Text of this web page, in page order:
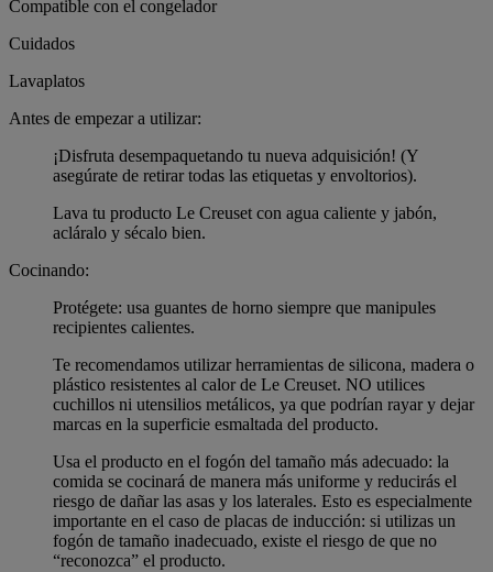
Compatible con el congelador
Cuidados
Lavaplatos
Antes de empezar a utilizar:
¡Disfruta desempaquetando tu nueva adquisición! (Y
asegúrate de retirar todas las etiquetas y envoltorios).
Lava tu producto Le Creuset con agua caliente y jabón,
acláralo y sécalo bien.
Cocinando:
Protégete: usa guantes de horno siempre que manipules
recipientes calientes.
Te recomendamos utilizar herramientas de silicona, madera o
plástico resistentes al calor de Le Creuset. NO utilices
cuchillos ni utensilios metálicos, ya que podrían rayar y dejar
marcas en la superficie esmaltada del producto.
Usa el producto en el fogón del tamaño más adecuado: la
comida se cocinará de manera más uniforme y reducirás el
riesgo de dañar las asas y los laterales. Esto es especialmente
importante en el caso de placas de inducción: si utilizas un
fogón de tamaño inadecuado, existe el riesgo de que no
“reconozca” el producto.